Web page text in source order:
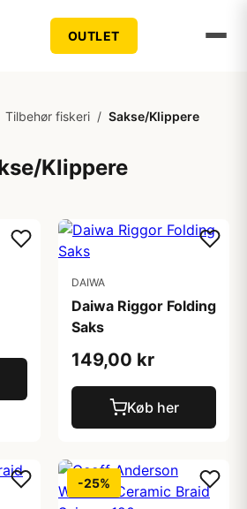
OUTLET
Tilbehør fiskeri / Sakse/Klippere
Klippere
DAIWA
Daiwa Riggor Folding
Saks
149,00 kr
Køb her
-25%